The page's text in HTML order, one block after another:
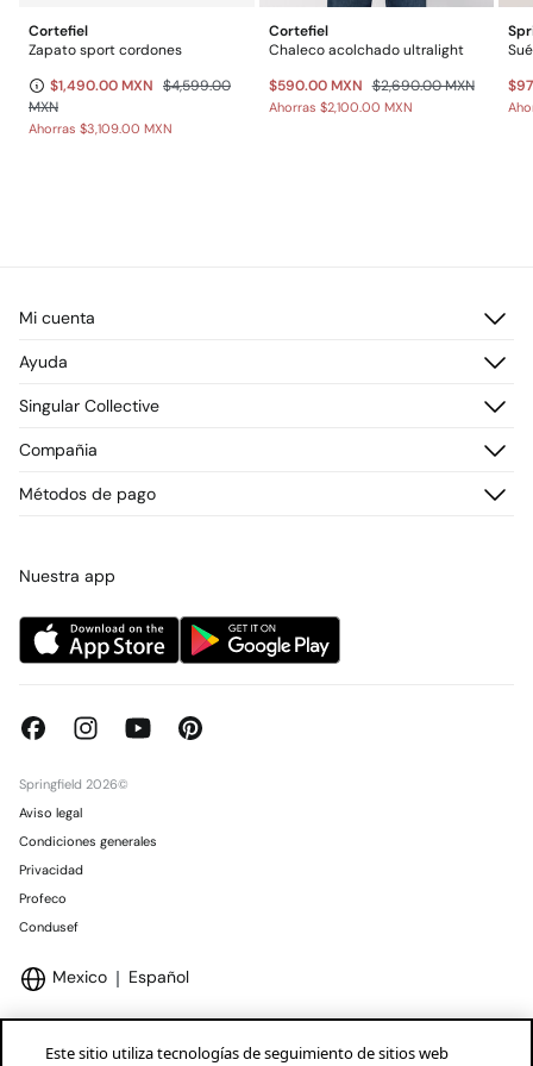
Cortefiel
Zapato sport cordones
$1,490.00 MXN $4,599.00
MXN
Ahorras $3,109.00 MXN
Cortefiel
Chaleco acolchado ultralight
$590.00 MXN $2,690.00 MXN
Ahorras $2,100.00 MXN
Mi cuenta
Registrarme
Direcciones de envío
Ayuda
Preguntas frecuentes
Envío
Promociones vigentes
Singular Collective
¡Únete!
Compañia
Tiendas
Métodos de pago
Nuestra app
Springfield 2026©
Aviso legal
Condiciones generales
Privacidad
Profeco
Condusef
Mexico Español
Este sitio utiliza tecnologías de seguimiento de sitios web